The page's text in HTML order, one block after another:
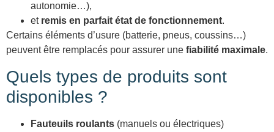
autonomie…),
et remis en parfait état de fonctionnement.
Certains éléments d’usure (batterie, pneus, coussins…)
peuvent être remplacés pour assurer une fiabilité maximale.
Quels types de produits sont
disponibles ?
Fauteuils roulants (manuels ou électriques)